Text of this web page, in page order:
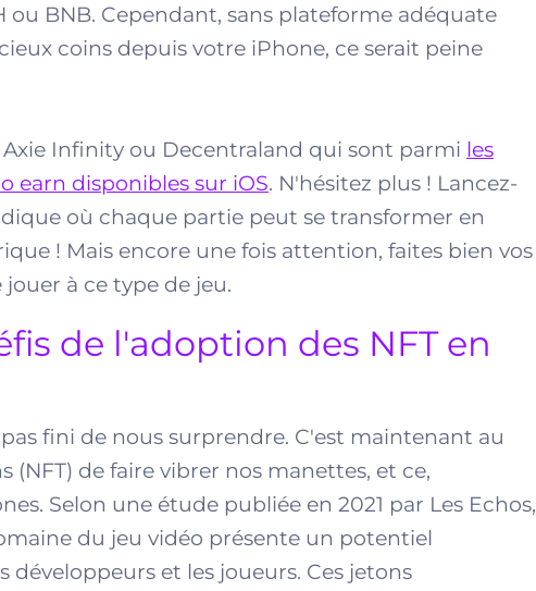
BNB. Cependant, sans plateforme adéquate
coins depuis votre iPhone, ce serait peine
Infinity ou Decentraland qui sont parmi les
earn disponibles sur iOS. N'hésitez plus ! Lancez-
où chaque partie peut se transformer en
! Mais encore une fois attention, faites bien vos
à ce type de jeu.
de l'adoption des NFT en
fini de nous surprendre. C'est maintenant au
(NFT) de faire vibrer nos manettes, et ce,
Selon une étude publiée en 2021 par Les Echos,
du jeu vidéo présente un potentiel
et les joueurs. Ces jetons